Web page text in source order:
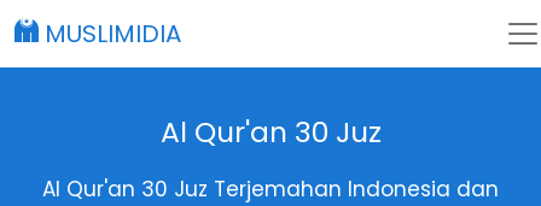
MUSLIMIDIA
Al Qur'an 30 Juz
Al Qur'an 30 Juz Terjemahan Indonesia dan